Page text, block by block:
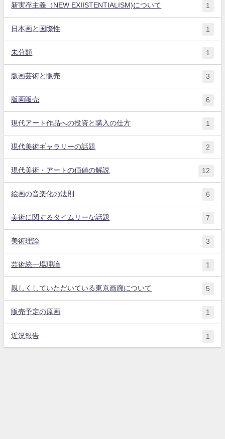
新実存主義（NEW EXIISTENTIALISM)について 1
日本画と国際性 1
未分類 1
版画芸術と販売 3
版画販売 6
現代アート作品への投資と購入の仕方 1
現代美術ギャラリーの話題 2
現代美術・アートの価値の解説 12
絵画の音楽化の法則 6
美術に関するタイムリーな話題 7
美術理論 3
芸術統一場理論 1
親しくしていただいている東京画廊について 5
販売予定の原画 1
近況報告 1